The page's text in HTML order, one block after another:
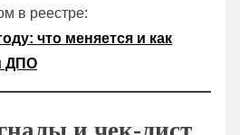
в реестре:
что меняется и как
ДПО